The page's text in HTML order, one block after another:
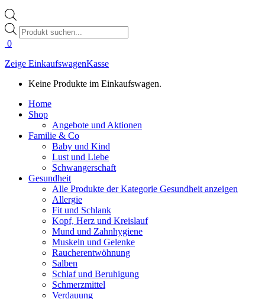
Products
search
0
Zeige EinkaufswagenKasse
Keine Produkte im Einkaufswagen.
Home
Shop
Angebote und Aktionen
Familie & Co
Baby und Kind
Lust und Liebe
Schwangerschaft
Gesundheit
Alle Produkte der Kategorie Gesundheit anzeigen
Allergie
Fit und Schlank
Kopf, Herz und Kreislauf
Mund und Zahnhygiene
Muskeln und Gelenke
Raucherentwöhnung
Salben
Schlaf und Beruhigung
Schmerzmittel
Verdauung